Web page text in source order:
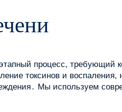
процесс, требующий
токсинов и
Мы используем